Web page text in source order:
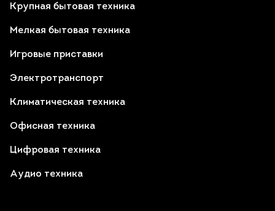
Крупная бытовая техника
Мелкая бытовая техника
Игровые приставки
Электротранспорт
Климатическая техника
Офисная техника
Цифровая техника
Аудио техника